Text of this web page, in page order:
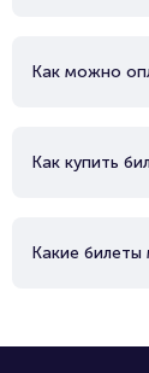
Как можно
Как купить
Какие